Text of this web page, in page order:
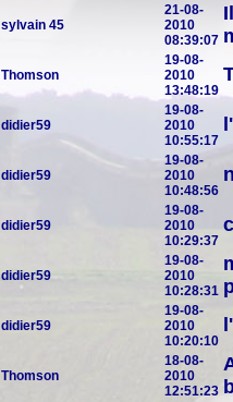
sylvain 45
21-08-
2010
08:39:07
Thomson
19-08-
2010
13:48:19
didier59
19-08-
2010
10:55:17
didier59
19-08-
2010
10:48:56
didier59
19-08-
2010
10:29:37
didier59
19-08-
2010
10:28:31
didier59
19-08-
2010
10:20:10
Thomson
18-08-
2010
12:51:23